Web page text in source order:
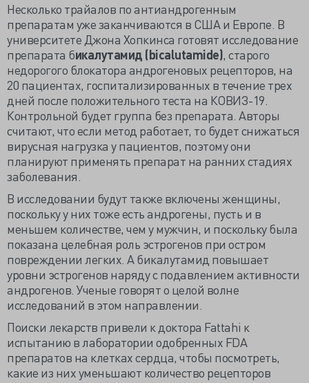
Несколько трайалов по антиандрогенным
препаратам уже заканчиваются в США и Европе. В
университете Джона Хопкинса готовят исследование
препарата бикалутамид (bicalutamide), старого
недорогого блокатора андрогеновых рецепторов, на
20 пациентах, госпитализированных в течение трех
дней после положительного теста на КОВИЗ-19.
Контрольной будет группа без препарата. Авторы
считают, что если метод работает, то будет снижаться
вирусная нагрузка у пациентов, поэтому они
планируют применять препарат на ранних стадиях
заболевания.
В исследовании будут также включены женщины,
поскольку у них тоже есть андрогены, пусть и в
меньшем количестве, чем у мужчин, и поскольку была
показана целебная роль эстрогенов при остром
повреждении легких. А бикалутамид повышает
уровни эстрогенов наряду с подавлением активности
андрогенов. Ученые говорят о целой волне
исследований в этом направлении.
Поиски лекарств привели к доктора Fattahi к
испытанию в лаборатории одобренных FDA
препаратов на клетках сердца, чтобы посмотреть,
какие из них уменьшают количество рецепторов